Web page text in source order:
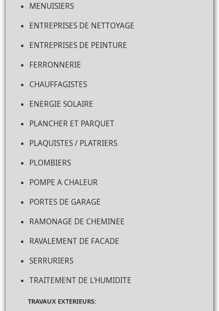
MENUISIERS
ENTREPRISES DE NETTOYAGE
ENTREPRISES DE PEINTURE
FERRONNERIE
CHAUFFAGISTES
ENERGIE SOLAIRE
PLANCHER ET PARQUET
PLAQUISTES / PLATRIERS
PLOMBIERS
POMPE A CHALEUR
PORTES DE GARAGE
RAMONAGE DE CHEMINEE
RAVALEMENT DE FACADE
SERRURIERS
TRAITEMENT DE L'HUMIDITE
TRAVAUX EXTERIEURS: